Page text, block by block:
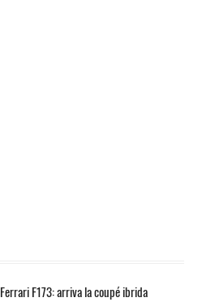
Ferrari F173: arriva la coupé ibrida